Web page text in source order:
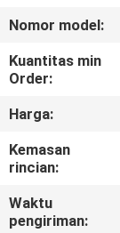
PABRIK
KUALITAS
KAMI
Nomor model:
Kuantitas min
Order:
Harga:
Kemasan
rincian:
Waktu
pengiriman: